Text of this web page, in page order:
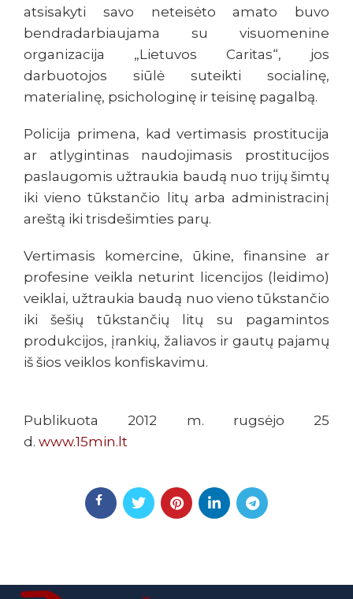
atsisakyti savo neteisėto amato buvo
bendradarbiaujama su visuomenine
organizacija „Lietuvos Caritas“, jos
darbuotojos siūlė suteikti socialinę,
materialinę, psichologinę ir teisinę pagalbą.
Policija primena, kad vertimasis prostitucija
ar atlygintinas naudojimasis prostitucijos
paslaugomis užtraukia baudą nuo trijų šimtų
iki vieno tūkstančio litų arba administracinį
areštą iki trisdešimties parų.
Vertimasis komercine, ūkine, finansine ar
profesine veikla neturint licencijos (leidimo)
veiklai, užtraukia baudą nuo vieno tūkstančio
iki šešių tūkstančių litų su pagamintos
produkcijos, įrankių, žaliavos ir gautų pajamų
iš šios veiklos konfiskavimu.
Publikuota 2012 m. rugsėjo 25
d. www.15min.lt